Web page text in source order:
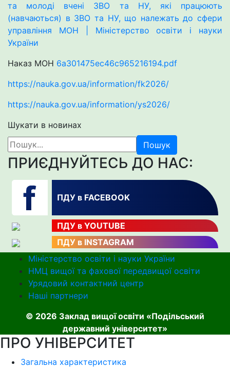
та молоді вчені ЗВО та НУ, які працюють
(навчаються) в ЗВО та НУ, що належать до сфери
управління МОН | Міністерство освіти і науки
України
Наказ МОН 6a301475ec46c965216194.pdf
https://nauka.gov.ua/information/fk2026/
https://nauka.gov.ua/information/ys2026/
Шукати в новинах
Пошук
ПРИЄДНУЙТЕСЬ ДО НАС:
ПДУ в FACEBOOK
ПДУ в YOUTUBE
ПДУ в INSTAGRAM
Міністерство освіти і науки України
НМЦ вищої та фахової передвищої освіти
Урядовий контактний центр
Наші партнери
© 2026 Заклад вищої освіти «Подільський
державний університет»
ПРО УНІВЕРСИТЕТ
Загальна характеристика